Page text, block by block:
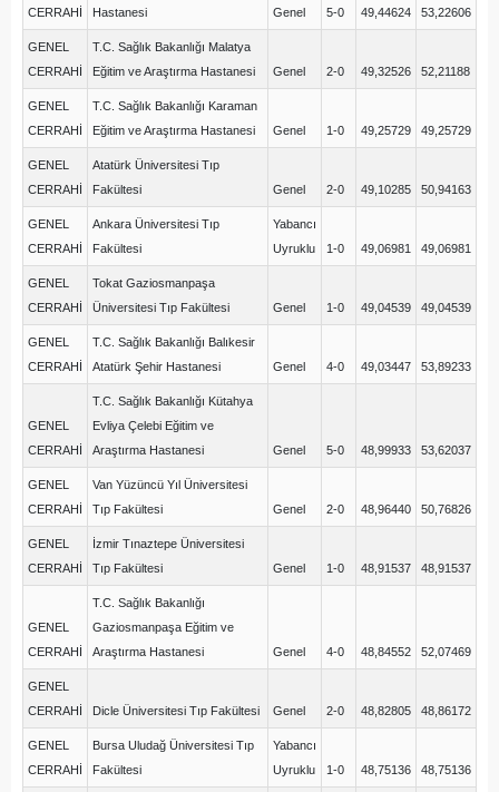
CERRAHİ Hastanesi Genel 5-0 49,44624 53,22606
GENEL
CERRAHİ
T.C. Sağlık Bakanlığı Malatya
Eğitim ve Araştırma Hastanesi
Genel 2-0 49,32526 52,21188
GENEL
CERRAHİ
T.C. Sağlık Bakanlığı Karaman
Eğitim ve Araştırma Hastanesi
Genel 1-0 49,25729 49,25729
GENEL
CERRAHİ
Atatürk Üniversitesi Tıp
Fakültesi
Genel 2-0 49,10285 50,94163
GENEL
CERRAHİ
Ankara Üniversitesi Tıp
Fakültesi
Yabancı
Uyruklu
1-0 49,06981 49,06981
GENEL
CERRAHİ
Tokat Gaziosmanpaşa
Üniversitesi Tıp Fakültesi
Genel 1-0 49,04539 49,04539
GENEL
CERRAHİ
T.C. Sağlık Bakanlığı Balıkesir
Atatürk Şehir Hastanesi
Genel 4-0 49,03447 53,89233
GENEL
CERRAHİ
T.C. Sağlık Bakanlığı Kütahya
Evliya Çelebi Eğitim ve
Araştırma Hastanesi
Genel 5-0 48,99933 53,62037
GENEL
CERRAHİ
Van Yüzüncü Yıl Üniversitesi
Tıp Fakültesi
Genel 2-0 48,96440 50,76826
GENEL
CERRAHİ
İzmir Tınaztepe Üniversitesi
Tıp Fakültesi
Genel 1-0 48,91537 48,91537
GENEL
CERRAHİ
T.C. Sağlık Bakanlığı
Gaziosmanpaşa Eğitim ve
Araştırma Hastanesi
Genel 4-0 48,84552 52,07469
GENEL
CERRAHİ
Dicle Üniversitesi Tıp Fakültesi Genel 2-0 48,82805 48,86172
GENEL
CERRAHİ
Bursa Uludağ Üniversitesi Tıp
Fakültesi
Yabancı
Uyruklu
1-0 48,75136 48,75136